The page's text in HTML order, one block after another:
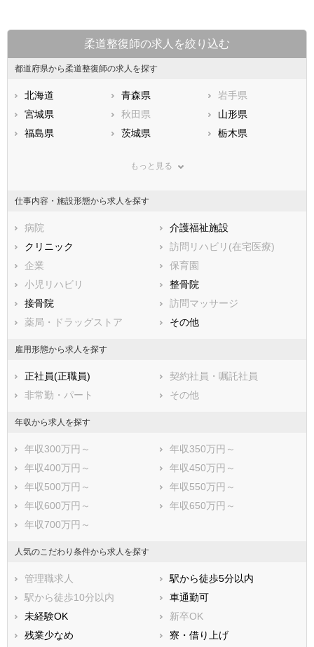
柔道整復師の求人を絞り込む
都道府県から柔道整復師の求人を探す
北海道 青森県
岩手県
宮城県
秋田県
山形県
福島県
茨城県
栃木県
神奈川県
石川県
福井県
静岡県
三重県
滋賀県
大阪府
兵庫県
鳥取県
広島県
徳島県
香川県
愛媛県
鹿児島県
もっと見る
仕事内容・施設形態から求人を探す
病院
介護福祉施設
クリニック
訪問リハビリ(在宅医療)
企業
保育園
小児リハビリ
整骨院
接骨院
訪問マッサージ
薬局・ドラッグストア
その他
雇用形態から求人を探す
正社員(正職員)
契約社員・嘱託社員
非常勤・パート
その他
年収から求人を探す
年収300万円～
年収350万円～
年収400万円～
年収450万円～
年収500万円～
年収550万円～
年収600万円～
年収650万円～
年収700万円～
人気のこだわり条件から求人を探す
管理職求人
駅から徒歩5分以内
駅から徒歩10分以内
車通勤可
未経験OK
新卒OK
残業少なめ
寮・借り上げ